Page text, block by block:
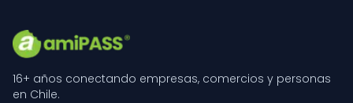
16+ años conectando empresas, comercios y personas
en Chile.